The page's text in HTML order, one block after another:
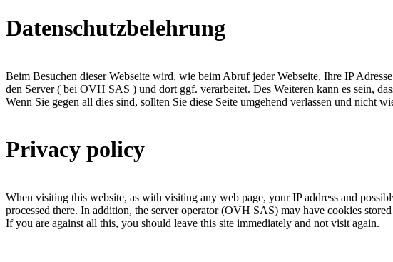
Datenschutzbelehrung
Beim Besuchen dieser Webseite wird, wie beim Abruf jeder Webseite, Ihre IP
den Server ( bei OVH SAS ) und dort ggf. verarbeitet. Des Weiteren kann es sein,
Wenn Sie gegen all dies sind, sollten Sie diese Seite umgehend verlassen und nicht
Privacy policy
When visiting this website, as with visiting any web page, your IP address and
processed there. In addition, the server operator (OVH SAS) may have cookies
If you are against all this, you should leave this site immediately and not visit again.